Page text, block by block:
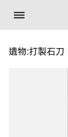
遺物:打製石刀